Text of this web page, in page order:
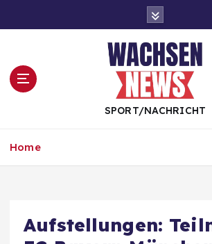
e
SPORT/NACHRICHT
Home
Aufstellungen: